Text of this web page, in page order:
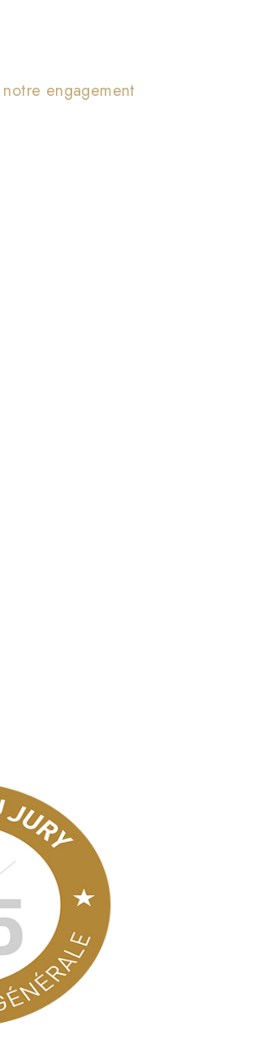
notre engagement